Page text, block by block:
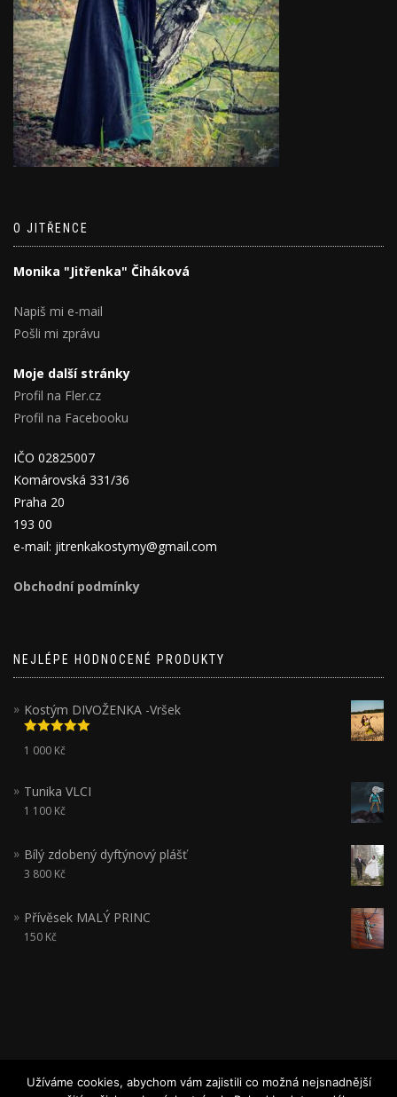
O JITŘENCE
Monika "Jitřenka" Čiháková
Napiš mi e-mail
Pošli mi zprávu
Moje další stránky
Profil na Fler.cz
Profil na Facebooku
IČO 02825007
Komárovská 331/36
Praha 20
193 00
e-mail: jitrenkakostymy@gmail.com
Obchodní podmínky
NEJLÉPE HODNOCENÉ PRODUKTY
Kostým DIVOŽENKA -Vršek
Hodnocení
5.00z 5
1 000 Kč
Tunika VLCI
1 100 Kč
Bílý zdobený dyftýnový plášť
3 800 Kč
Přívěsek MALÝ PRINC
150 Kč
Užíváme cookies, abychom vám zajistili co možná nejsnadnější